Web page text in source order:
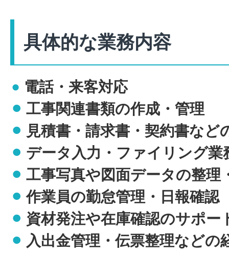
具体的な業務内容
⚫︎ 電話・来客対応
⚫︎ 工事関連書類の作成・管理
⚫︎ 見積書・請求書・契約書など
⚫︎ データ入力・ファイリング業
⚫︎ 工事写真や図面データの整理
⚫︎ 作業員の勤怠管理・日報確認
⚫︎ 資材発注や在庫確認のサポー
⚫︎ 入出金管理・伝票整理などの